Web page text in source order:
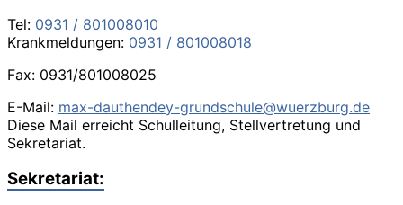
Tel: 0931 / 801008010
Krankmeldungen: 0931 / 801008018
Fax: 0931/801008025
E-Mail: max-dauthendey-grundschule@wuerzburg.de
Diese Mail erreicht Schulleitung, Stellvertretung und
Sekretariat.
Sekretariat: